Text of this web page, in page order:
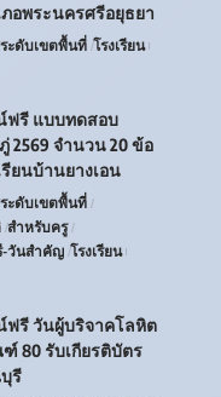
อพระนครศรีอยุธยา
ระดับเขตพื้นที่ โรงเรียน
ฟรี แบบทดสอบ
2569 จำนวน 20 ข้อ
ยนบ้านยางเอน
ระดับเขตพื้นที่
สำหรับครู
-วันสำคัญ โรงเรียน
ฟรี วันผู้บริจาคโลหิต
80 รับเกียรติบัตร
รี